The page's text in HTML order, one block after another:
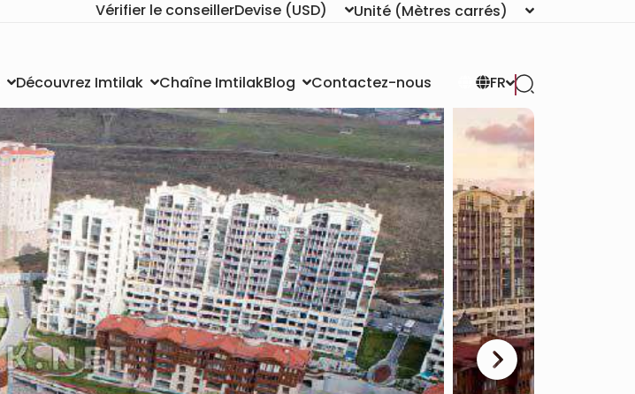
Vérifier le conseillerDevise (USD) Unité (Mètres carrés)
Découvrez Imtilak Chaîne ImtilakBlog Contactez-nous FR